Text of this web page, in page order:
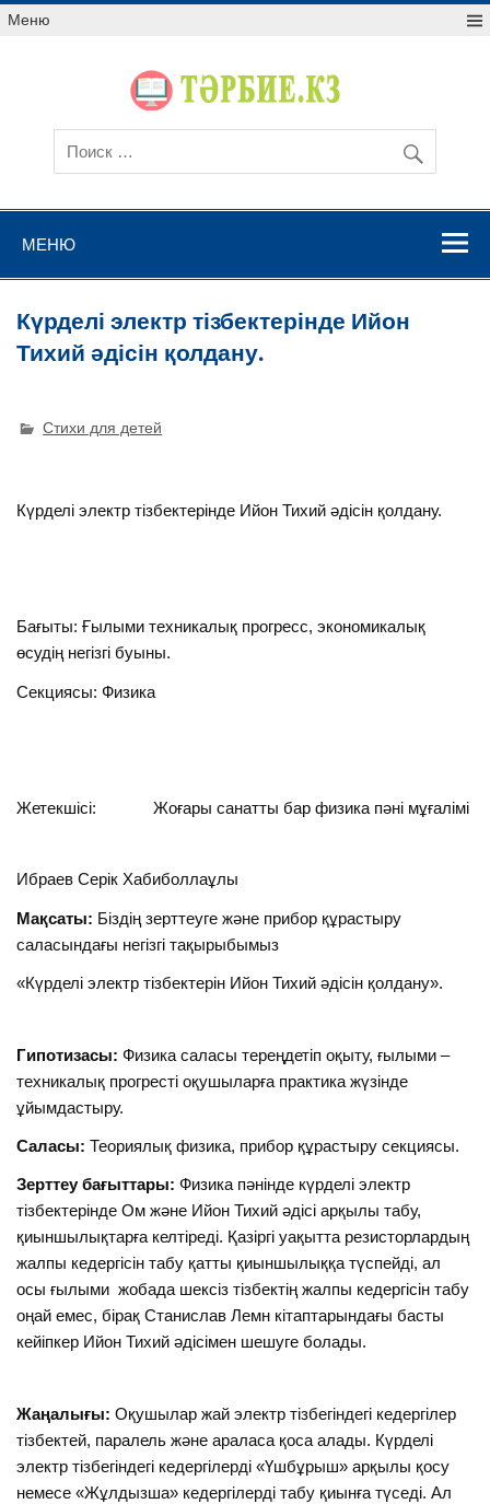
Меню
МЕНЮ
Күрделі электр тізбектерінде Ийон
Тихий әдісін қолдану.
Стихи для детей
Күрделі электр тізбектерінде Ийон Тихий әдісін қолдану.
Бағыты: Ғылыми техникалық прогресс, экономикалық
өсудің негізгі буыны.
Секциясы: Физика
Жетекшісі: Жоғары санатты бар физика пәні мұғалімі
Ибраев Серік Хабиболлаұлы
Мақсаты: Біздің зерттеуге және прибор құрастыру
саласындағы негізгі тақырыбымыз
«Күрделі электр тізбектерін Ийон Тихий әдісін қолдану».
Гипотизасы: Физика саласы тереңдетіп оқыту, ғылыми –
техникалық прогресті оқушыларға практика жүзінде
ұйымдастыру.
Саласы: Теориялық физика, прибор құрастыру секциясы.
Зерттеу бағыттары: Физика пәнінде күрделі электр
тізбектерінде Ом және Ийон Тихий әдісі арқылы табу,
қиыншылықтарға келтіреді. Қазіргі уақытта резисторлардың
жалпы кедергісін табу қатты қиыншылыққа түспейді, ал
осы ғылыми жобада шексіз тізбектің жалпы кедергісін табу
оңай емес, бірақ Станислав Лемн кітаптарындағы басты
кейіпкер Ийон Тихий әдісімен шешуге болады.
Жаңалығы: Оқушылар жай электр тізбегіндегі кедергілер
тізбектей, паралель және араласа қоса алады. Күрделі
электр тізбегіндегі кедергілерді «Үшбұрыш» арқылы қосу
немесе «Жұлдызша» кедергілерді табу қиынға түседі. Ал